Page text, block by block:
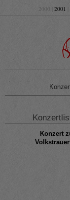
2000 | 2001
Konzert